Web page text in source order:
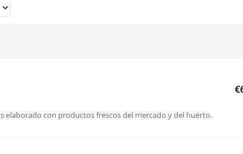
con productos frescos del mercado y del huerto.